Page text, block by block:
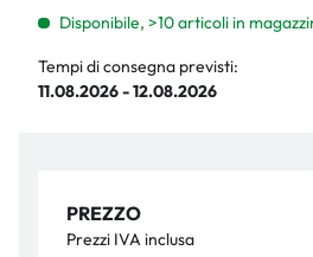
Disponibile, >10 articoli in
Tempi di consegna previsti:
11.08.2026 - 12.08.2026
PREZZO
Prezzi IVA inclusa